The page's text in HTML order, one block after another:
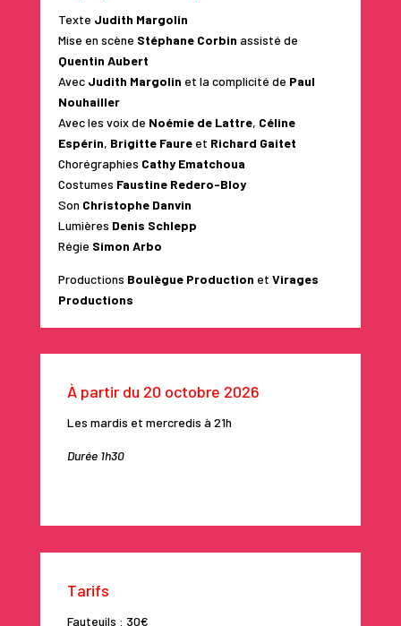
Texte Judith Margolin
Mise en scène Stéphane Corbin assisté de
Quentin Aubert
Avec Judith Margolin et la complicité de Paul
Nouhailler
Avec les voix de Noémie de Lattre, Céline
Espérin, Brigitte Faureet Richard Gaitet
Chorégraphies Cathy Ematchoua
Costumes Faustine Redero-Bloy
Son Christophe Danvin
Lumières Denis Schlepp
Régie Simon Arbo
Productions Boulègue Production et Virages
Productions
À partir du 20 octobre 2026
Les mardis et mercredis à 21h
Durée 1h30
Tarifs
Fauteuils : 30€